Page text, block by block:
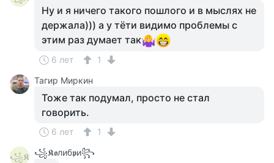
Ну и я ничего такого пошлого и в мыслях не
держала))) а у тёти видимо проблемы с
этим раз думает так
6 лет
1
Тагир Миркин
Тоже так подумал, просто не стал
говорить.
6 лет 1
꧁𝕶 ꧁𝕶𝖔либ𝖕и꧂